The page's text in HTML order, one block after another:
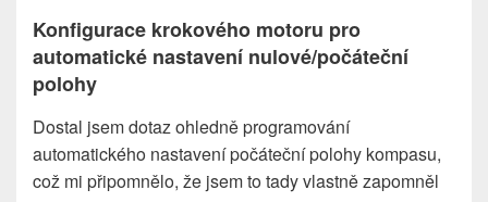
Konfigurace krokového motoru pro
automatické nastavení nulové/počáteční
polohy
Dostal jsem dotaz ohledně programování
automatického nastavení počáteční polohy kompasu,
což mi připomnělo, že jsem to tady vlastně zapomněl